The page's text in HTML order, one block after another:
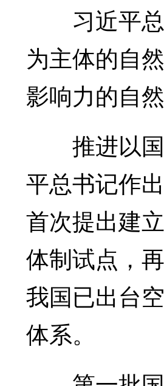
习近平总
为主体的自
影响力的自
推进以国
平总书记作
首次提出建
体制试点，
我国已出台
体系。